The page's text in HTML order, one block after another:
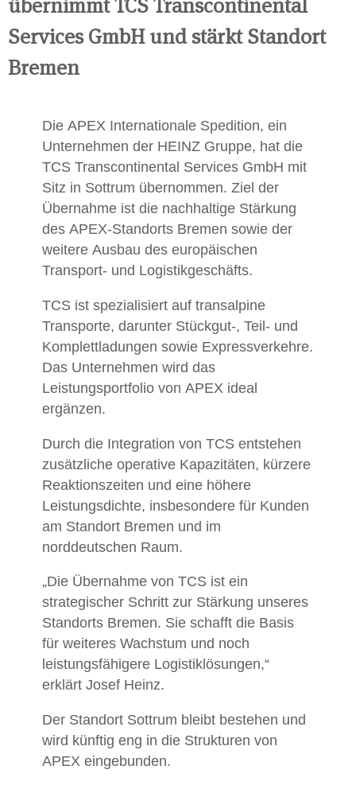
übernimmt TCS Transcontinental
Services GmbH und stärkt Standort
Bremen
Die APEX Internationale Spedition, ein
Unternehmen der HEINZ Gruppe, hat die
TCS Transcontinental Services GmbH mit
Sitz in Sottrum übernommen. Ziel der
Übernahme ist die nachhaltige Stärkung
des APEX-Standorts Bremen sowie der
weitere Ausbau des europäischen
Transport- und Logistikgeschäfts.
TCS ist spezialisiert auf transalpine
Transporte, darunter Stückgut-, Teil- und
Komplettladungen sowie Expressverkehre.
Das Unternehmen wird das
Leistungsportfolio von APEX ideal
ergänzen.
Durch die Integration von TCS entstehen
zusätzliche operative Kapazitäten, kürzere
Reaktionszeiten und eine höhere
Leistungsdichte, insbesondere für Kunden
am Standort Bremen und im
norddeutschen Raum.
„Die Übernahme von TCS ist ein
strategischer Schritt zur Stärkung unseres
Standorts Bremen. Sie schafft die Basis
für weiteres Wachstum und noch
leistungsfähigere Logistiklösungen,“
erklärt Josef Heinz.
Der Standort Sottrum bleibt bestehen und
wird künftig eng in die Strukturen von
APEX eingebunden.